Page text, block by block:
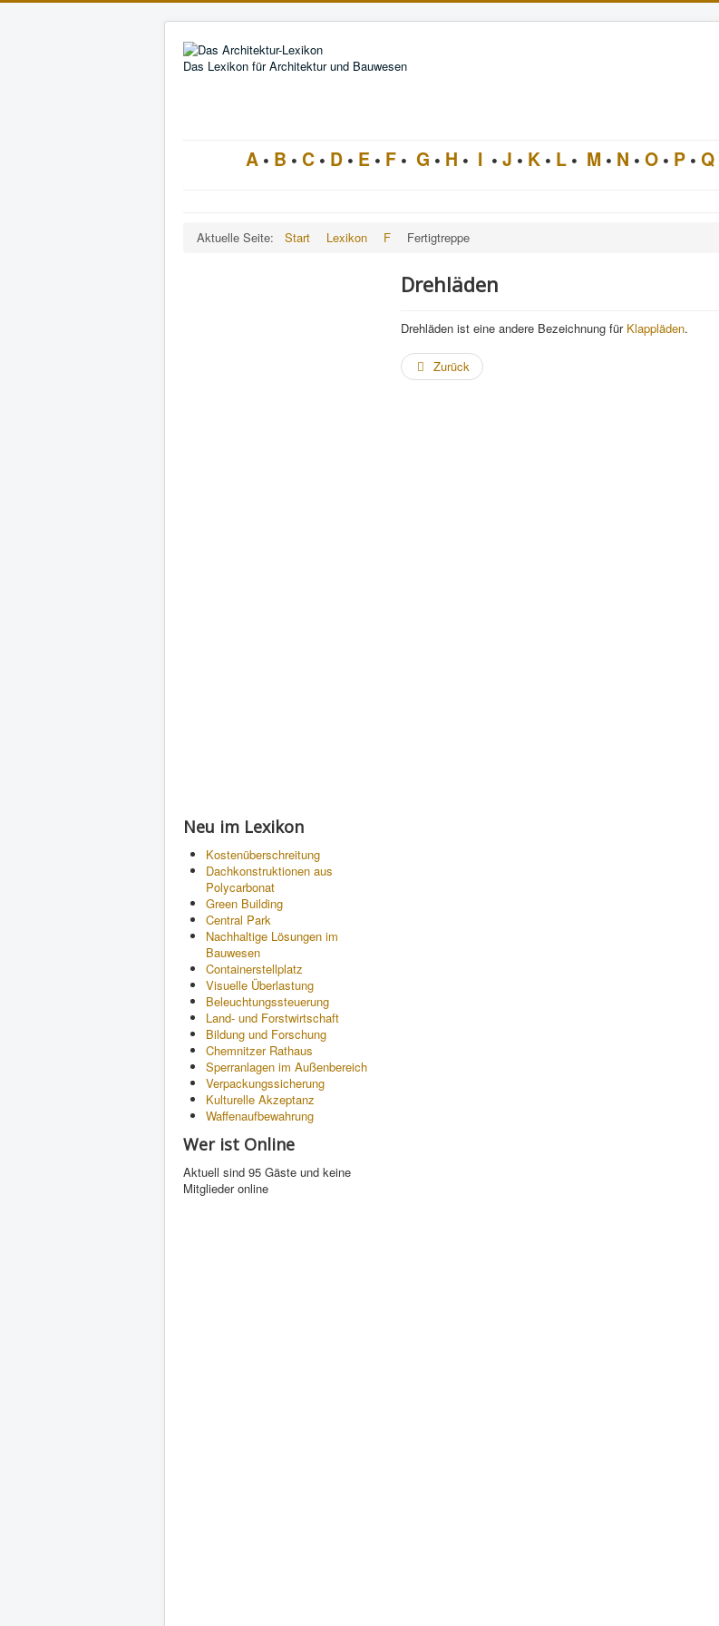
Das Lexikon für Architektur und Bauwesen
A • B • C • D • E • F • G • H • I • J • K • L • M • N • O • P • Q
Aktuelle Seite: Start Lexikon F Fertigtreppe
Neu im Lexikon
Kostenüberschreitung
Dachkonstruktionen aus
Polycarbonat
Green Building
Central Park
Nachhaltige Lösungen im
Bauwesen
Containerstellplatz
Visuelle Überlastung
Beleuchtungssteuerung
Land- und Forstwirtschaft
Bildung und Forschung
Chemnitzer Rathaus
Sperranlagen im Außenbereich
Verpackungssicherung
Kulturelle Akzeptanz
Waffenaufbewahrung
Wer ist Online
Aktuell sind 95 Gäste und keine
Mitglieder online
Drehläden
Drehläden ist eine andere Bezeichnung für Klappläden.
Zurück